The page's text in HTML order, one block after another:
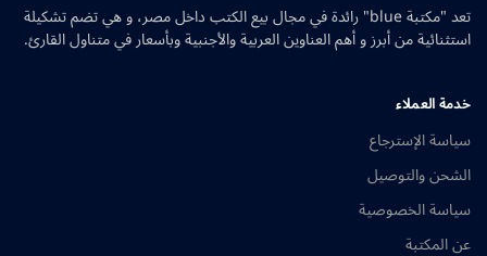
تعد "مكتبة blue" رائدة في مجال بيع الكتب داخل مصر، و هي تضم تشكيلة
استثنائية من أبرز و أهم العناوين العربية والأجنبية وبأسعار في متناول القارئ.
خدمة العملاء
سياسة الإسترجاع
الشحن والتوصيل
سياسة الخصوصية
عن المكتبة